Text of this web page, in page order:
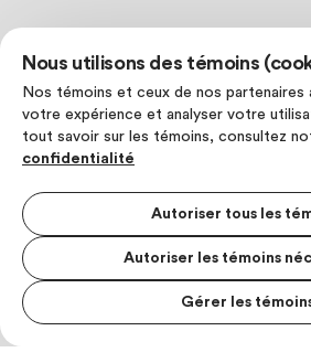
Nous utilisons des témoins
Nos témoins et ceux de nos partenaires
votre expérience et analyser votre
tout savoir sur les témoins, consultez
confidentialité
Autoriser tous les
Autoriser les témoins
Gérer les